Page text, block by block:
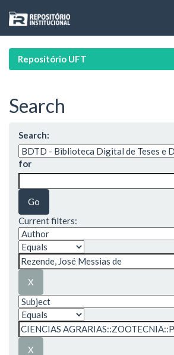
navigation
Repositório UFT
Search
Search:
for
Current filters: